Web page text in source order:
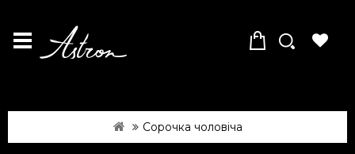
Сорочка чоловіча